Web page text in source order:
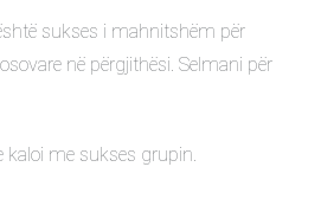
sukses i mahnitshëm për
në përgjithësi. Selmani për
kaloi me sukses grupin.